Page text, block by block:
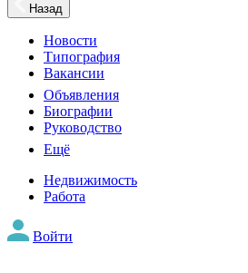
Назад
Новости
Типография
Вакансии
Объявления
Биографии
Руководство
Ещё
Недвижимость
Работа
Войти